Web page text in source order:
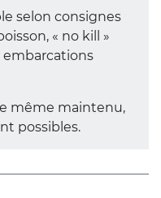
selon consignes
« no kill »
embarcations
même maintenu,
possibles.